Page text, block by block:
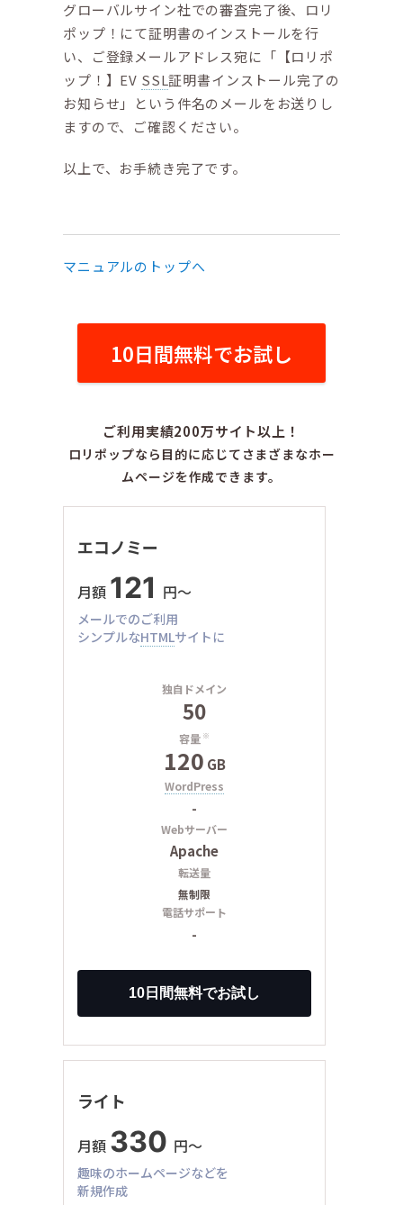
グローバルサイン社での審査完了後、ロリ
ポップ！にて証明書のインストールを行
い、ご登録メールアドレス宛に「【ロリポ
ップ！】EV SSL証明書インストール完了の
お知らせ」という件名のメールをお送りし
ますので、ご確認ください。
以上で、お手続き完了です。
マニュアルのトップへ
10日間無料でお試し
ご利用実績200万サイト以上！
ロリポップなら目的に応じてさまざまなホー
ムページを作成できます。
エコノミー
月額 121 円〜
メールでのご利用
シンプルなHTMLサイトに
独自ドメイン
50
容量 ※
120 GB
WordPress
-
Webサーバー
Apache
転送量
無制限
電話サポート
-
ライト
月額 330 円〜
趣味のホームページなどを
新規作成